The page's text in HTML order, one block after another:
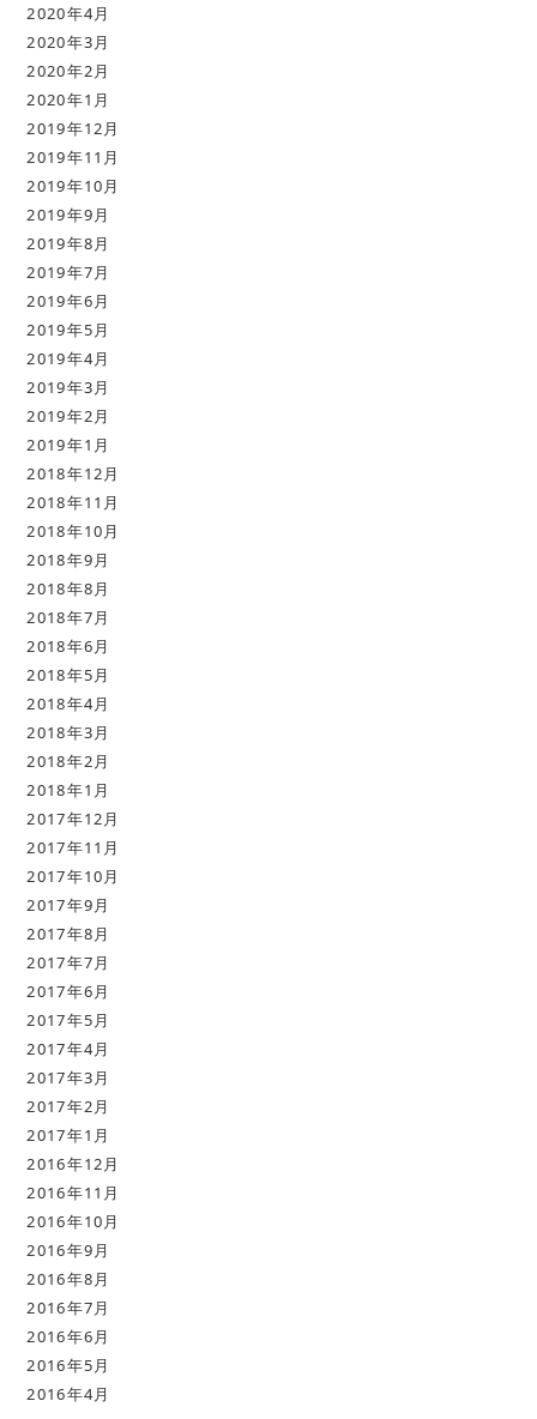
2020年4月
2020年3月
2020年2月
2020年1月
2019年12月
2019年11月
2019年10月
2019年9月
2019年8月
2019年7月
2019年6月
2019年5月
2019年4月
2019年3月
2019年2月
2019年1月
2018年12月
2018年11月
2018年10月
2018年9月
2018年8月
2018年7月
2018年6月
2018年5月
2018年4月
2018年3月
2018年2月
2018年1月
2017年12月
2017年11月
2017年10月
2017年9月
2017年8月
2017年7月
2017年6月
2017年5月
2017年4月
2017年3月
2017年2月
2017年1月
2016年12月
2016年11月
2016年10月
2016年9月
2016年8月
2016年7月
2016年6月
2016年5月
2016年4月